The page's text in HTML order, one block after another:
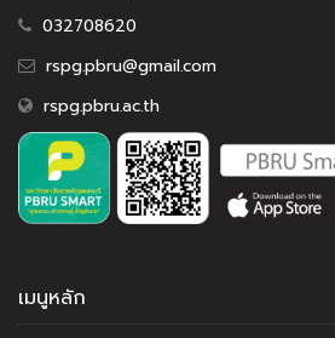
032708620
rspg.pbru@gmail.com
rspg.pbru.ac.th
เมนูหลัก